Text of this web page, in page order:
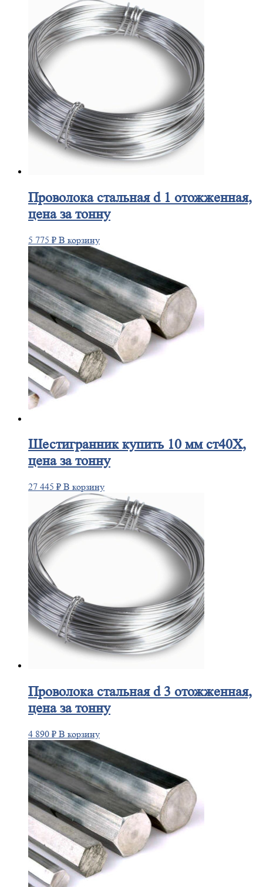
Проволокастальная d 1 отожженная,
цена за тонну
5 775 ₽ В корзину
Шестигранниккупить 10 мм ст40Х,
цена за тонну
27 445 ₽ В корзину
Проволокастальная d 3 отожженная,
цена за тонну
4 890 ₽ В корзину